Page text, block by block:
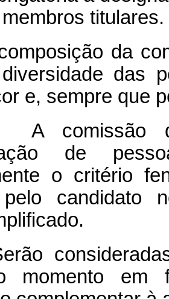
titulares.
da
das
e, sempre que
comissão
de
o critério
pelo candidato
momento em